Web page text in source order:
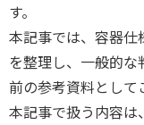
す。
本記事では、容器
を整理し、一般的
前の参考資料として
本記事で扱う内容